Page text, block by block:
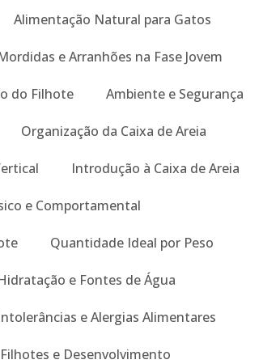
Alimentação Natural para Gatos
e Arranhões na Fase Jovem
do Filhote Ambiente e Segurança
Organização da Caixa de Areia
Introdução à Caixa de Areia
e Comportamental
Quantidade Ideal por Peso
e Fontes de Água
e Alergias Alimentares
Filhotes e Desenvolvimento